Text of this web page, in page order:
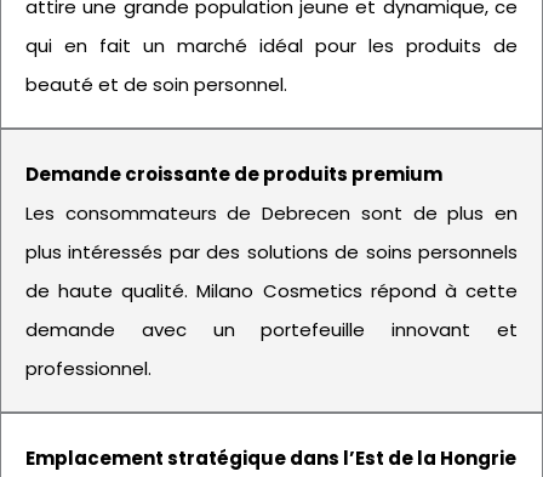
attire une grande population jeune et dynamique, ce
qui en fait un marché idéal pour les produits de
beauté et de soin personnel.
Demande croissante de produits premium
Les consommateurs de Debrecen sont de plus en
plus intéressés par des solutions de soins personnels
de haute qualité. Milano Cosmetics répond à cette
demande avec un portefeuille innovant et
professionnel.
Emplacement stratégique dans l’Est de la Hongrie